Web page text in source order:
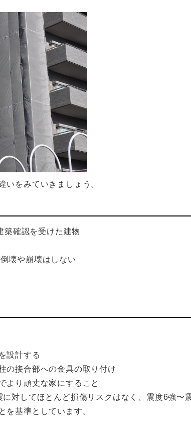
いをみていきましょう。
築確認を受けた建物
壊や崩壊はしない
設計する
の接合部への金具の取り付け
より頑丈な家にすること
対してほとんど損傷リスクはなく、震度6強〜
を基準としています。